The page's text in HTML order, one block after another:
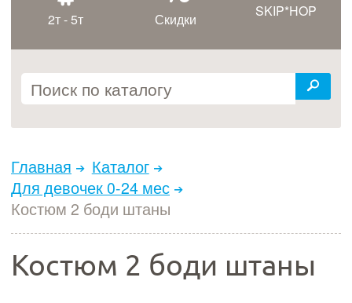
2т - 5т Скидки SKIP*HOP
Главная
Каталог
Для девочек 0-24 мес
Костюм 2 боди штаны
Костюм 2 боди штаны